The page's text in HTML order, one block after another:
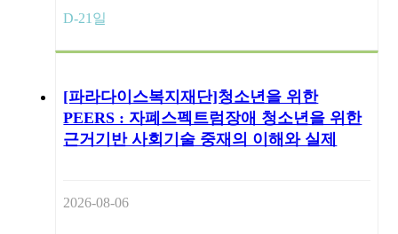
D-21일
[파라다이스복지재단]청소년을 위한
PEERS : 자폐스펙트럼장애 청소년을 위한
근거기반 사회기술 중재의 이해와 실제
2026-08-06